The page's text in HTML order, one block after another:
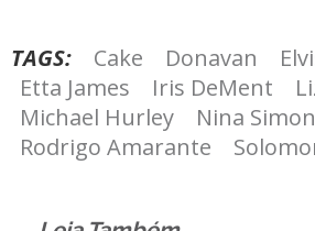
TAGS: Cake Donavan
Etta James
Iris DeMent
Michael Hurley
Nina
Rodrigo Amarante